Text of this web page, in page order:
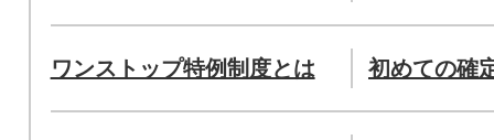
ワンストップ特例制度とは 初めての確